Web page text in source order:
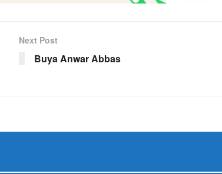
Next Post
Buya Anwar Abbas